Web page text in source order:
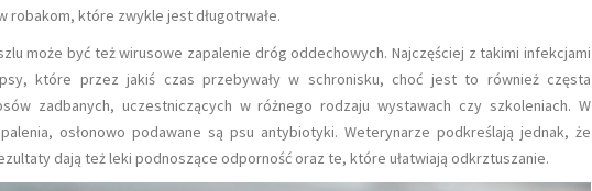
robakom, które zwykle jest długotrwałe.
może być też wirusowe zapalenie dróg oddechowych. Najczęściej z takimi infekcjami
które przez jakiś czas przebywały w schronisku, choć jest to również częsta
zadbanych, uczestniczących w różnego rodzaju wystawach czy szkoleniach. W
osłonowo podawane są psu antybiotyki. Weterynarze podkreślają jednak, że
dają też leki podnoszące odporność oraz te, które ułatwiają odkrztuszanie.
Dla Ciągnącego
Pies Kuleje - Czy To Powód Do Niepokoju?